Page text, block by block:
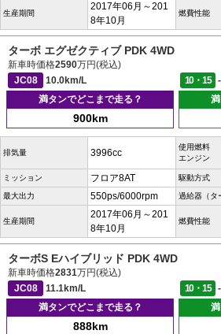
生産期間
2017年06月～201
8年10月
燃費性能
ターボ エグゼクティブ PDK 4WD
新車時価格2590万円(税込)
JC08
10.0km/L 10・15
満タンでどこまで走る？
900km
排気量 3996cc
使用燃料
エンジン
ミッション フロア8AT 駆動方式
最大出力 550ps/6000rpm 過給器（タ
生産期間
2017年06月～201
8年10月
燃費性能
ターボS Eハイブリッド PDK 4WD
新車時価格2831万円(税込)
JC08
11.1km/L 10・15
満タンでどこまで走る？
888km